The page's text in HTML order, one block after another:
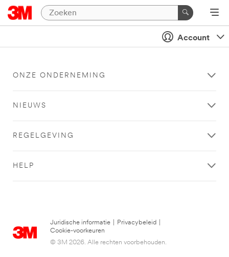
Account
ONZE ONDERNEMING
NIEUWS
REGELGEVING
HELP
Juridische informatie Privacybeleid
Cookie-voorkeuren
© 3M 2026. Alle rechten voorbehouden.